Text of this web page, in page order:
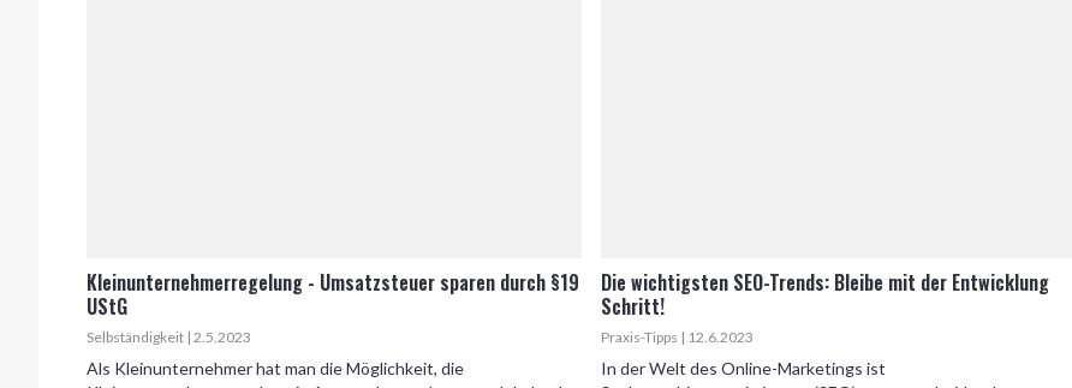
Kleinunternehmerregelung - Umsatzsteuer sparen durch §19
UStG
Selbständigkeit | 2.5.2023
Als Kleinunternehmer hat man die Möglichkeit, die
Die wichtigsten SEO-Trends: Bleibe mit der Entwicklung
Schritt!
Praxis-Tipps | 12.6.2023
In der Welt des Online-Marketings ist